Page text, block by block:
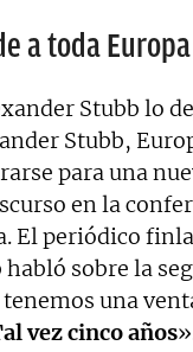
a toda Europa
Stubb lo
Stubb,
para una
en la
El periódico
sobre la
una
vez cinco años